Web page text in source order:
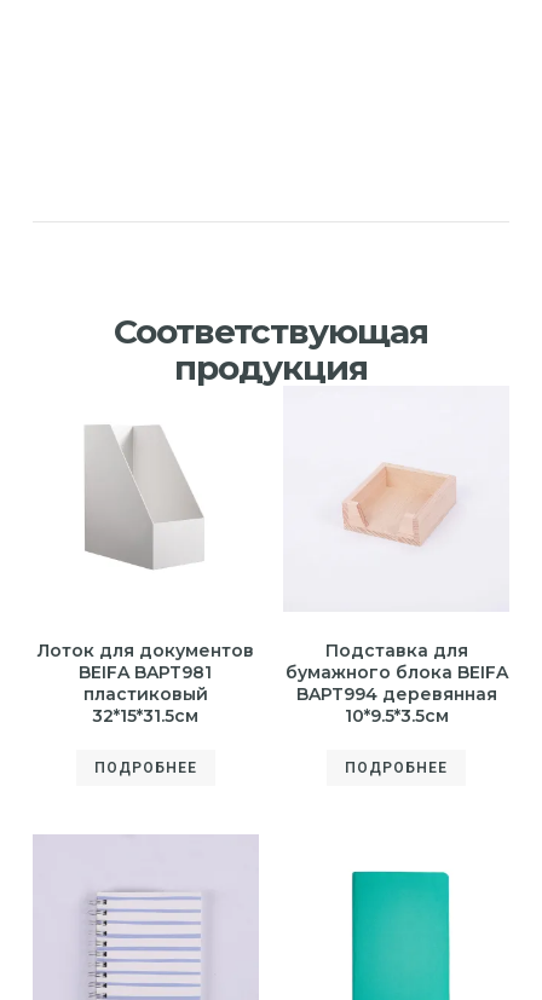
Соответствующая
продукция
Лоток для документов
BEIFA BAPT981
пластиковый
32*15*31.5см
ПОДРОБНЕЕ
Подставка для
бумажного блока BEIFA
BAPT994 деревянная
10*9.5*3.5см
ПОДРОБНЕЕ